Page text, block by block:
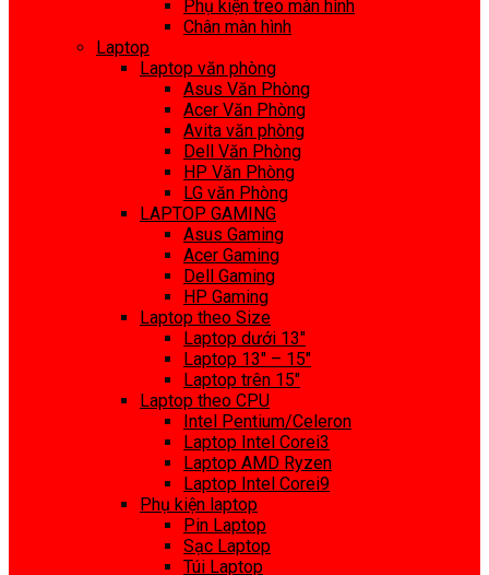
Phụ kiện treo màn hình
Chân màn hình
Laptop
Laptop văn phòng
Asus Văn Phòng
Acer Văn Phòng
Avita văn phòng
Dell Văn Phòng
HP Văn Phòng
LG văn Phòng
LAPTOP GAMING
Asus Gaming
Acer Gaming
Dell Gaming
HP Gaming
Laptop theo Size
Laptop dưới 13″
Laptop 13″ – 15″
Laptop trên 15″
Laptop theo CPU
Intel Pentium/Celeron
Laptop Intel Corei3
Laptop AMD Ryzen
Laptop Intel Corei9
Phụ kiện laptop
Pin Laptop
Sạc Laptop
Túi Laptop